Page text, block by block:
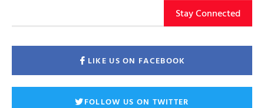
Stay Connected
LIKE US ON FACEBOOK
FOLLOW US ON TWITTER